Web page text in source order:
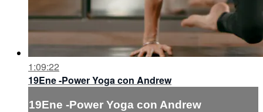
1:09:22
19Ene -Power Yoga con Andrew
19Ene -Power Yoga con Andrew